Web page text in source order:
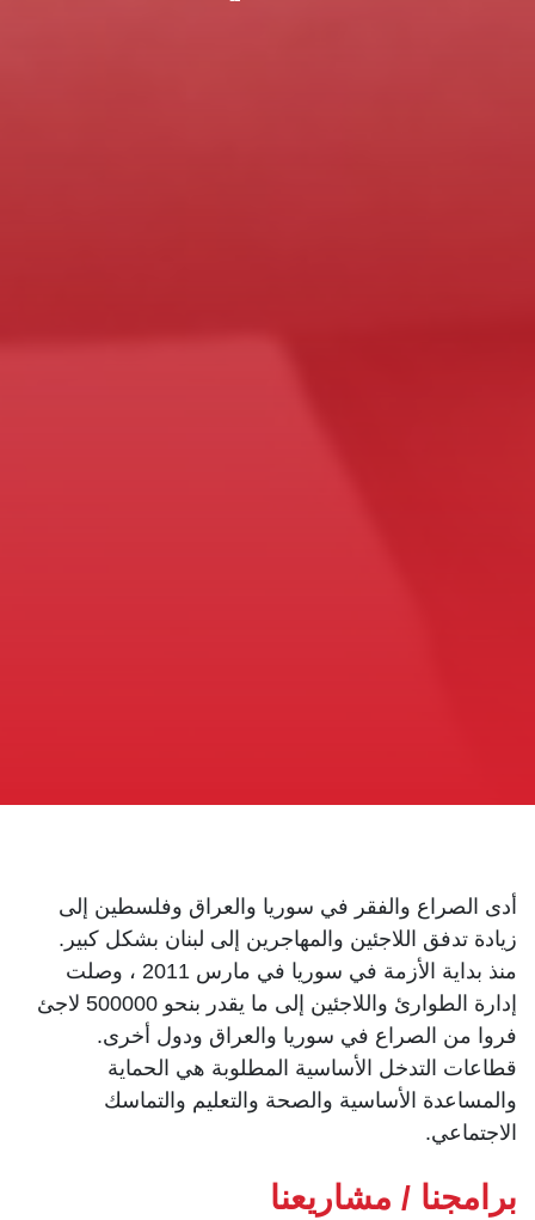
أدى الصراع والفقر في سوريا والعراق وفلسطين إلى
زيادة تدفق اللاجئين والمهاجرين إلى لبنان بشكل كبير.
منذ بداية الأزمة في سوريا في مارس 2011 ، وصلت
إدارة الطوارئ واللاجئين إلى ما يقدر بنحو 500000 لاجئ
فروا من الصراع في سوريا والعراق ودول أخرى.
قطاعات التدخل الأساسية المطلوبة هي الحماية
والمساعدة الأساسية والصحة والتعليم والتماسك
الاجتماعي.
برامجنا / مشاريعنا